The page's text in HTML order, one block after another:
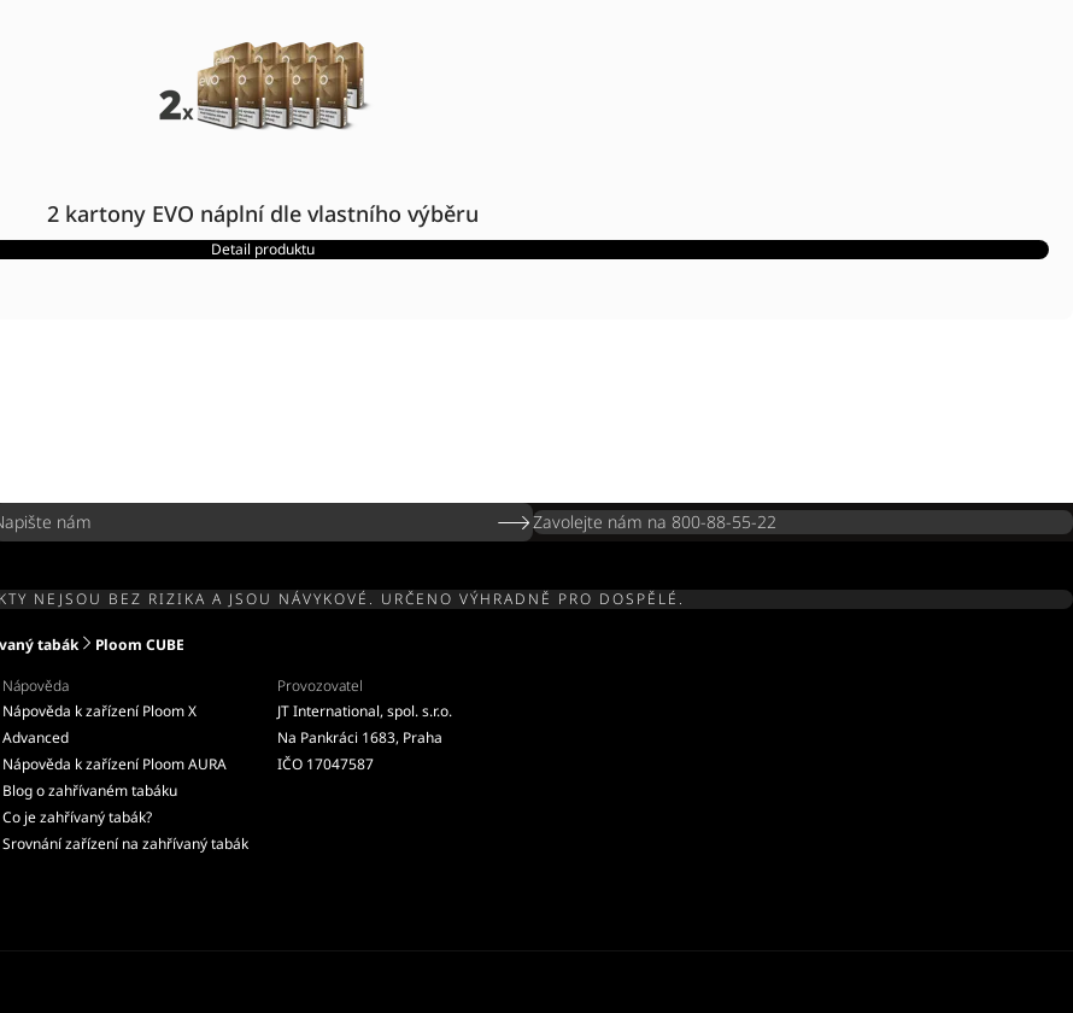
2 kartony EVO náplní dle vlastního výběru
Detail produktu
nám Zavolejte nám na 800-88-55-22
NEJSOU BEZ RIZIKA A JSOU NÁVYKOVÉ. URČENO VÝHRADNĚ PRO DOSPĚLÉ.
tabák
Ploom CUBE
Nápověda
Nápověda k zařízení Ploom X
Advanced
Nápověda k zařízení Ploom AURA
Blog o zahřívaném tabáku
Co je zahřívaný tabák?
Srovnání zařízení na zahřívaný tabák
Provozovatel
JT International, spol. s.r.o.
Na Pankráci 1683, Praha
IČO 17047587